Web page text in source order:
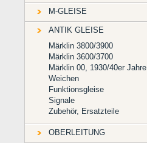
M-GLEISE
ANTIK GLEISE
Märklin 3800/3900
Märklin 3600/3700
Märklin 00, 1930/40er Jahre
Weichen
Funktionsgleise
Signale
Zubehör, Ersatzteile
OBERLEITUNG